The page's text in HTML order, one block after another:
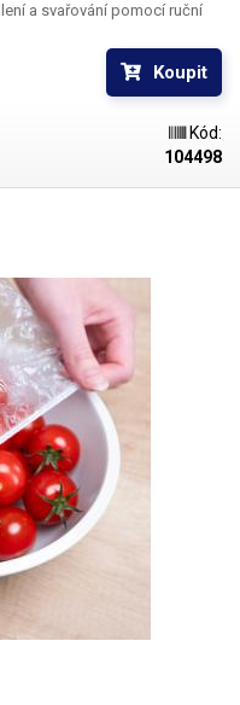
a svařování pomocí ruční
brání prosakování, tento
salámů a masnýchKoupit
Kód:
104498